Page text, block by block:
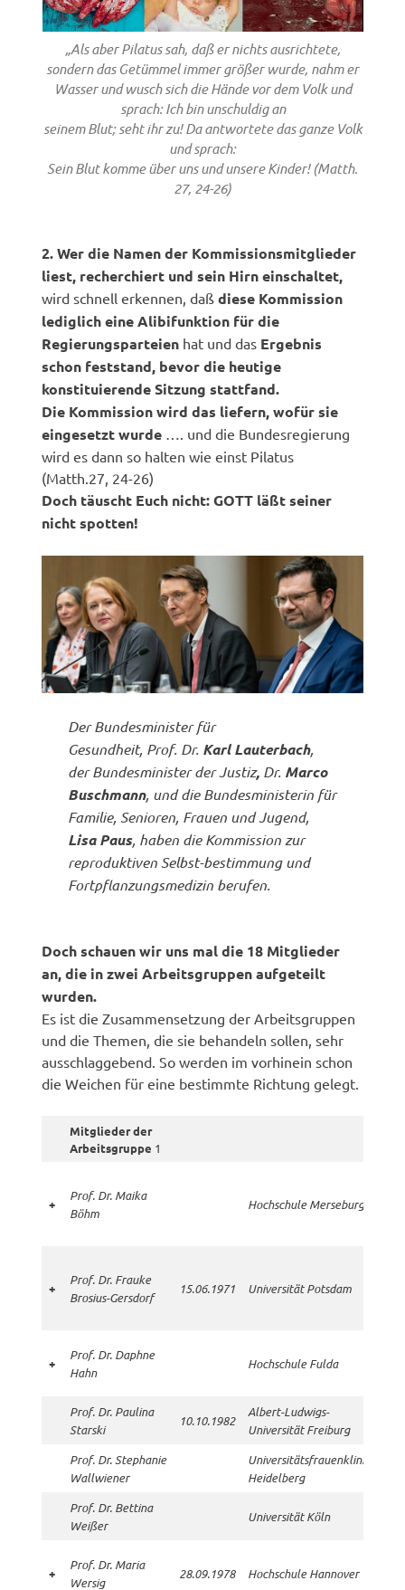
„Als aber Pilatus sah, daß er nichts ausrichtete,
sondern das Getümmel immer größer wurde, nahm er
Wasser und wusch sich die Hände vor dem Volk und
sprach: Ich bin unschuldig an
seinem Blut; seht ihr zu! Da antwortete das ganze Volk
und sprach:
Sein Blut komme über uns und unsere Kinder! (Matth.
27, 24-26)
2. Wer die Namen der Kommissionsmitglieder
liest, recherchiert und sein Hirn einschaltet,
wird schnell erkennen, daßdiese Kommission
lediglich eine Alibifunktion für die
Regierungsparteien hat und das Ergebnis
schon feststand, bevor die heutige
konstituierende Sitzung stattfand.
Die Kommission wird das liefern, wofür sie
eingesetzt wurde
…. und die Bundesregierung
wird es dann so halten wie einst Pilatus
(Matth.27, 24-26)
Doch täuscht Euch nicht: GOTT läßt seiner
nicht spotten!
Der Bundesminister für
Gesundheit, Prof. Dr. Karl Lauterbach,
der Bundesminister der Justiz, Dr. Marco
Buschmann, und die Bundesministerin für
Familie, Senioren, Frauen und Jugend,
Lisa Paus, haben die Kommission zur
reproduktiven Selbst-bestimmung und
Fortpflanzungsmedizin berufen.
Doch schauen wir uns mal die 18 Mitglieder
an, die in zwei Arbeitsgruppen aufgeteilt
wurden.
Es ist die Zusammensetzung der Arbeitsgruppen
und die Themen, die sie behandeln sollen, sehr
ausschlaggebend. So werden im vorhinein schon
die Weichen für eine bestimmte Richtung gelegt.
Mitglieder der
Arbeitsgruppe 1
+
Prof. Dr. Maika
Böhm
Hochschule Merseburg
+
Prof. Dr. Frauke
Brosius-Gersdorf
15.06.1971 Universität Potsdam
+
Prof. Dr. Daphne
Hahn
Hochschule Fulda
Prof. Dr. Paulina
Starski
10.10.1982
Albert-Ludwigs-
Universität Freiburg
Prof. Dr. Stephanie
Wallwiener
Universitätsfrauenklinik
Heidelberg
Prof. Dr. Bettina
Weißer
Universität Köln
+
Prof. Dr. Maria
Wersig
28.09.1978 Hochschule Hannover